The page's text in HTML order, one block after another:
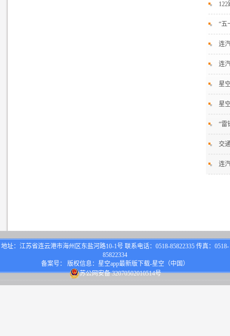
“五
连
连
星
星
“雷
交
连
地址：江苏省连云港市海州区东盐河路10-1号 联系电话：0518-85822335 传真：0518-
85822334
备案号： 版权信息：星空app最新版下载-星空（中国）
苏公网安备 32070502010514号